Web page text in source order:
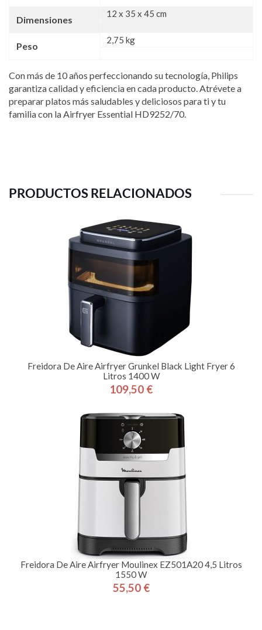
Dimensiones
12 x 35 x 45 cm
Peso
2,75 kg
Con más de 10 años perfeccionando su tecnología, Philips
garantiza calidad y eficiencia en cada producto. Atrévete a
preparar platos más saludables y deliciosos para ti y tu
familia con la Airfryer Essential HD9252/70.
PRODUCTOS RELACIONADOS
Freidora De Aire Airfryer Grunkel Black Light Fryer 6
Litros 1400 W
Precio
109,50 €
Freidora De Aire Airfryer Moulinex EZ501A20 4,5 Litros
1550 W
Precio
55,50 €